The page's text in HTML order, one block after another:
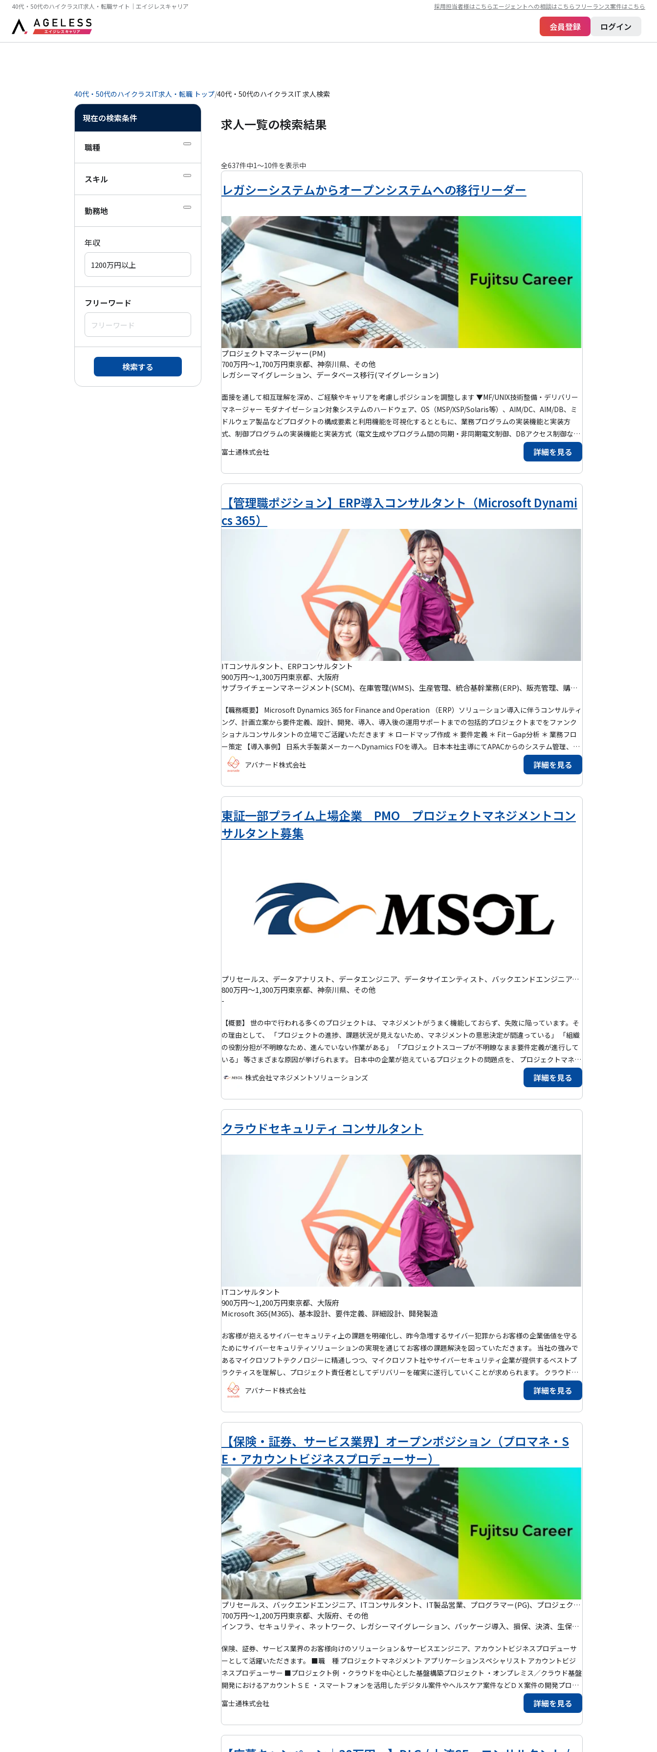
40代・50代のハイクラスIT求人・転職サイト｜エイジレスキャリア 採用担当者様はこちらエージェントへの相談はこちらフリーランス案件はこちら
会員登録 ログイン
40代・50代のハイクラスIT求人・転職 トップ/40代・50代のハイクラスIT 求人検索
現在の検索条件
職種
スキル
勤務地
年収
フリーワード
検索する
求人一覧の検索結果
全637件中1〜10件を表示中
レガシーシステムからオープンシステムへの移行リーダー
プロジェクトマネージャー(PM)
700万円～1,700万円東京都、神奈川県、その他
レガシーマイグレーション、データベース移行(マイグレーション)
面接を通して相互理解を深め、ご経験やキャリアを考慮しポジションを調整します ▼MF/UNIX技術整備・デリバリー
マネージャー モダナイゼーション対象システムのハードウェア、OS（MSP/XSP/Solaris等）、AIM/DC、AIM/DB、ミ
ドルウェア製品などプロダクトの構成要素と利用機能を可視化するとともに、業務プログラムの実装機能と実装方
式、制御プログラムの実装機能と実装方式（電文生成やプログラム間の同期・非同期電文制御、DBアクセス制御な
ど）、画面や帳票などの実装機能と実装方式、バッチ処理方式や運用スケジューラーの活用状況などを明らかにし、
コンポーネント毎のモダナイゼーション対応方式を確定させ、ツール・ソリューションで単純変換できない部分（画
面、帳票。DBアクセス等）については汎用製品を活用して定義体を再作成したり、DBアクセッサを開発するなど手
修正にて変換対応を行うことを方針決めして指示いただきます。 ▼モダナイゼーション実践技術整備・デリバリーマ
ネージャー MF/UNIX技術整備・デリバリ担当が可視化したモダナイゼーション対象システムの構成機能要素とコンポ
ーネント毎のモダナイ対応方式を引継ぎ、それらをオープンシステム上で動作させるために必要な構成機能要素を洗
い出し、移行先システムのアーキテクチャとインフラ&アプリ動作基盤をデザインし、そこに汎用技術や汎用製品をマ
ッピングさせてモダナイゼーション実施後のシステムをグランドデザインしていただきます。また、モダナイゼーシ
ョン対象システムから移行先システムへの具体的な変換プロセスや移行方式を示し、既存のツール・ソリューション
で対応可能な部位と手組み対応する部位を明らかにした上で、ツール・ソリューションの開発と手組対応手段の確
立、およびモダナイゼーションの実施を指示いただきます。 ▼モダナイゼーション技術コンサルシニアディレクター
AsIsとしての既存システムの構成や規模、稼働資産、機能詳細、非機能要件、運用形態などを確認し、加えて設計ド
キュメントや業務有識者の有無などモダナイゼーション実施に必要となる情報やリソースの充足状況を把握した上
で、お客様からモダナイゼーションに関する要件（システム要件、移行要件、コストや移行期間などの制約条件、既
存システムからの改善事項、将来ビジョンなど）を聞き出し、お客様の意向に沿った形での最適なモダナイゼーショ
ンの形であるToBeをデザインし、その内容をお客様に提案して合意する。 また、提案したモダナイゼーションの実
行手段としての活用技術やツール・ソリューションを取捨選択するとともに、提案内容実現のためのプロジェクト組
富士通株式会社 詳細を見る
【管理職ポジション】ERP導入コンサルタント（Microsoft Dynami
cs 365）
ITコンサルタント、ERPコンサルタント
900万円～1,300万円東京都、大阪府
サプライチェーンマネージメント(SCM)、在庫管理(WMS)、生産管理、統合基幹業務(ERP)、販売管理、購買管理、顧客管理(CRM)、会計、管理会計、Microsoft Dynamics 365(D365)、Microsoft Dynamics 365 Finance and Operations(FO) 、RFI/RFP作成、フィット＆ギャップ分析、要件定義
【職務概要】 Microsoft Dynamics 365 for Finance and Operation （ERP）ソリューション導入に伴うコンサルティ
ング、計画立案から要件定義、設計、開発、導入、導入後の運用サポートまでの包括的プロジェクトまでをファンク
ショナルコンサルタントの立場でご活躍いただきます ＊ ロードマップ作成 ＊ 要件定義 ＊ Fit－Gap分析 ＊ 業務フロ
ー策定 【導入事例】 日系大手製薬メーカーへDynamics FOを導入。 日本本社主導にてAPACからのシステム管理、並
びにグローバルレベルで買収した企業等の異なるシステムをすべて一つの総合基盤へ以降するための支援。 各国分
断、管理されていたERPのシステムをCloudで稼働するSaaSへと移行。 経営判断に必要なデータの抽出が容易になっ
たほか、プロセスの標準化、本社からの連携がスムーズに行われるような環境を実現いたしました。
アバナード株式会社 詳細を見る
東証一部プライム上場企業 PMO プロジェクトマネジメントコン
サルタント募集
プリセールス、データアナリスト、データエンジニア、データサイエンティスト、バックエンドエンジニア、フロントエンドエンジニア、AI・機械学習エンジニア、BIエンジニア、IoTエンジニア、ITマネジャー、ITコンサルタント、プログラマー(PG)、プロジェクトマネージャー(PM)、システムエンジニア(SE)、インフラ保守運用・監視、半導体エンジニア、機械系エンジニア、組み込みエンジニア、電気・電子系エンジニア、インフラエンジニア、クラウドエンジニア、セキュリティエンジニア、データベースエンジニア、ネットワークエンジニア、フルスタックエンジニア、モバイルアプリエンジニア、BPR・BPOコンサルタント、ERPコンサルタント、ITアーキテクト、PMO、SAPコンサルタント、戦略コンサルタント、テックリード、プロジェクトリーダー(PL)、QAエンジニア、EM、プロダクトマネージャー(PdM)、アジャイルコーチ・スクラムマスター、DevOpsエンジニア、ブリッジSE、SRE、ゲーム開発エンジニア、その他コンサルタント
800万円～1,300万円東京都、神奈川県、その他
-
【概要】 世の中で行われる多くのプロジェクトは、 マネジメントがうまく機能しておらず、失敗に陥っています。そ
の理由として、 「プロジェクトの進捗、課題状況が見えないため、マネジメントの意思決定が間違っている」 「組織
の役割分担が不明瞭なため、進んでいない作業がある」 「プロジェクトスコープが不明瞭なまま要件定義が進行して
いる」 等さまざまな原因が挙げられます。 日本中の企業が抱えているプロジェクトの問題点を、 プロジェクトマネジ
メントの視点から洗い出し、 解決へと導くコンサルテーションを実行するのが プロジェクトマネジメントコンサルタ
ントのミッションです。 あなたのコンサルティングにより、関わる人全てのHappinessを作り出しませんか。 【プロ
ジェクトマネジメントコンサルタントの仕事とは】 マネジメント層の参謀として、プロジェクトをリーディングして
いく役割 ・将来を見越した計画・準備 ・経営層向けレポート／意思決定支援 ・コンサルティング／組織間調整 ・PM
にない新規市場を自らの手で作り上げていく経験ができます。 ・PMOソリューションの第一人者として活躍できま
ジェクトマネジメントの視点から洗い出し、解決へと導くコンサルテーションを実行するのが PMOのミッションで
期的な視点での課題解決のためのソリューションを提案、定着化プロセスの策定 ・プロジェクトマネージャーの意志
決定支援 ・プロジェクトメンバー全体に共有できる仕組みづくり ・現場ベースで、コンサルタントが提案したソリュ
ーションの現場定着 ・プロジェクト計画の立案支援および推進・進行中のプロジェクト分析、改善提案、推進リード
・プロジェクトの状況の可視化、およびステアリングコミッティへのレポート業務 ・将来的にはPMOチームのリーダ
として、PMOメンバーに対する指揮・統率 その他、プロジェクトの進行や行程をよりスムーズに行うためのサポート
す。 当社はPMO（Project Management Office）のリーディングカンパニーであり、PMOを専門とした非常に希有な
企業です。 豊富な実績に裏打ちされたノウハウと、卓越した方法論が評価され、顧客が急激に増えています。 更なる
事業成長のため、コンサルタントとしてご活躍頂ける方を外部からお招き致します。 【PMO（Project Management
Office）とは？】 プロジェクトの課題管理・各ユニットの進捗状況の可視化、管理プロセスの導入・定着まで、第三
者の視点から、プロジェクトをコンサルティングするサービスです。クライアントからの要望に応じて「プロジェク
ト単位」「部署単位」「組織単位」で、現場全体の進捗状況の管理や課題解決を行います。 SIerや大手コンサルティ
ど、ITの枠を超え、PMOソリューションを必要とする企業・業界の幅は広がっています。今後も各方面からのニーズ
が高まるビジネスです。
株式会社マネジメントソリューションズ 詳細を見る
クラウドセキュリティ コンサルタント
ITコンサルタント
900万円～1,200万円東京都、大阪府
Microsoft 365(M365)、基本設計、要件定義、詳細設計、開発製造
お客様が抱えるサイバーセキュリティ上の課題を明確化し、昨今急増するサイバー犯罪からお客様の企業価値を守る
ためにサイバーセキュリティソリューションの実現を通じてお客様の課題解決を図っていただきます。 当社の強みで
あるマイクロソフトテクノロジーに精通しつつ、マイクロソフト社やサイバーセキュリティ企業が提供するベストプ
ラクティスを理解し、プロジェクト責任者としてデリバリーを確実に遂行していくことが求められます。 クラウドセ
キュリティ領域では、クラウド基盤 (IaaS、PaaS、コンテナ等) におけるシステム環境の堅牢化や、不審なアクティビ
ティを検知するためのソリューションを提供します。 【職務詳細】 本ポジションでは以下の業務をご担当頂きます。
(1) デリバリー管理 ■プロジェクト成功に必要なお客様との共通理解の構築、報告業務 ■デリバリー計画の具体化と
進捗管理及びコスト管理 ■プロジェクトメンバーのチーミング対応及び業務管理 ■デリバリー推進に関わる課題やリ
スク対応 ■要件定義の実施 (2)デリバリー推進支援 ■必要に応じてデリバリーメンバの作業支援 (3)ソリューション提
案支援 ■ソリューションアーキテクトと協力し、ソリューション提案を支援 【セキュリティソリューション領域】 ■
Cyber Defense Cyber Defense領域では、ネットワークやサーバー機器、端末等各エンドポイントおけるシステム情
報やユーザのアクティビティを収集および分析し、対策を行うためのソリューションを提供します。 ■Digital Identi
ty Digital Identity 領域では、情報システム利用におけるデジタルアイデンティティの登録や変更などのライフサイク
ル管理や、本人であることを確認する認証を行うためのソリューションを提供します。 ■Data Protection Data Prot
ection領域は、ユーザが利用するドキュメントやアプリケーションのセキュリティ対策及びコンプライアンス対策な
ど、主にエンドポイントのセキュリティ対策を行うためのソリューションを提供します。 ■Cloud Security Cloud Sec
urity 領域では、クラウド基盤 (IaaS、PaaS、コンテナ等) におけるシステム環境の堅牢化や、不審なアクティビティ
を検知するためのソリューションを提供します。 【使用技術・製品】 Microsoft 365 E5 Microsoft Sentinel Entra ID
(Azure AD) Microsoft Defender for Endpoint Microsoft Defender for Identity Microsoft Defender for Cloud Azur
e Application Proxy Azure Firewall Azure Policy AIP (Azure Information Protection) Microsoft Intune など
アバナード株式会社 詳細を見る
【保険・証券、サービス業界】オープンポジション（プロマネ・S
E・アカウントビジネスプロデューサー）
プリセールス、バックエンドエンジニア、ITコンサルタント、IT製品営業、プログラマー(PG)、プロジェクトマネージャー(PM)、システムエンジニア(SE)、インフラエンジニア、クラウドエンジニア、セキュリティエンジニア、ネットワークエンジニア、ITアーキテクト、プロジェクトリーダー(PL)
700万円～1,200万円東京都、大阪府、その他
インフラ、セキュリティ、ネットワーク、レガシーマイグレーション、パッケージ導入、損保、決済、生保、データベース移行(マイグレーション)、クラウド移行、証券、金融、銀行、DX、統合基幹業務(ERP)、顧客管理(CRM)、会計、管理会計、財務(ファイナンス)、AI、IoT、大規模開発プロジェクト、医療、IaaS、IFRS、PaaS、SaaS
保険、証券、サービス業界のお客様向けのソリューション＆サービスエンジニア、アカウントビジネスプロデューサ
ーとして活躍いただきます。 ■職 種 プロジェクトマネジメント アプリケーションスペシャリスト アカウントビジ
ネスプロデューサー ■プロジェクト例 ・クラウドを中心とした基盤構築プロジェクト ・オンプレミス／クラウド基盤
開発におけるアカウントＳＥ ・スマートフォンを活用したデジタル案件やヘルスケア案件などＤＸ案件の開発プロジ
ェクト ・汎用機からクラウド環境へのモダナイゼーションプロジェクト ・業種×ヘルスケア業界に跨るクロスインダ
ストリ―ビジネスにおけるシステム開発 その他スキル、ご経験にマッチするポジションにて選考を検討させていただ
きます。
富士通株式会社 詳細を見る